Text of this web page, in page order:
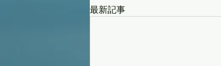
最新記事